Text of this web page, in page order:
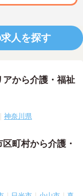
人を探す
から介護・福祉
神奈川県
町村から介護・